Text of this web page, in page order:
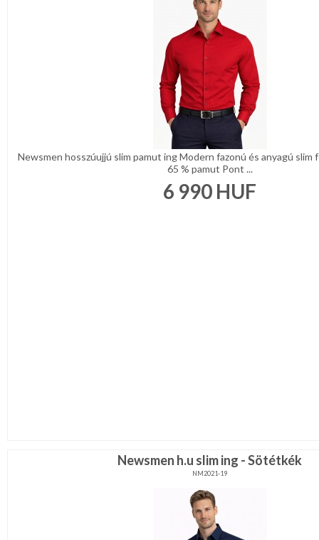
Newsmen hosszúujjú slim pamut ing Modern fazonú és anyagú slim
65 % pamut Pont ...
6 990 HUF
Newsmen h.u slim ing - Sötétkék
NM2021-19